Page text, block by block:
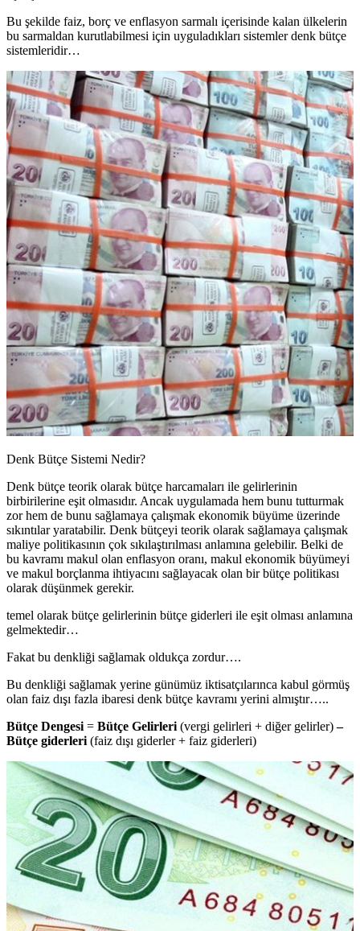
Bu şekilde faiz, borç ve enflasyon sarmalı içerisinde kalan ülkelerin
bu sarmaldan kurutlabilmesi için uyguladıkları sistemler denk bütçe
sistemleridir…
Denk Bütçe Sistemi Nedir?
Denk bütçe teorik olarak bütçe harcamaları ile gelirlerinin
birbirilerine eşit olmasıdır. Ancak uygulamada hem bunu tutturmak
zor hem de bunu sağlamaya çalışmak ekonomik büyüme üzerinde
sıkıntılar yaratabilir. Denk bütçeyi teorik olarak sağlamaya çalışmak
maliye politikasının çok sıkılaştırılması anlamına gelebilir. Belki de
bu kavramı makul olan enflasyon oranı, makul ekonomik büyümeyi
ve makul borçlanma ihtiyacını sağlayacak olan bir bütçe politikası
olarak düşünmek gerekir.
temel olarak bütçe gelirlerinin bütçe giderleri ile eşit olması anlamına
gelmektedir…
Fakat bu denkliği sağlamak oldukça zordur….
Bu denkliği sağlamak yerine günümüz iktisatçılarınca kabul görmüş
olan faiz dışı fazla ibaresi denk bütçe kavramı yerini almıştır…..
Bütçe Dengesi = Bütçe Gelirleri (vergi gelirleri + diğer gelirler)–
Bütçe giderleri (faiz dışı giderler + faiz giderleri)